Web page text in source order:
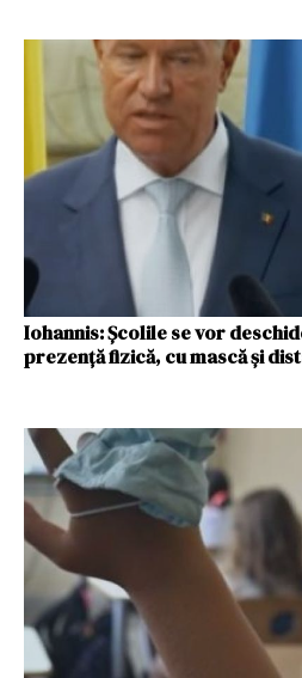
Iohannis: Școlile se vor
prezență fizică, cu mască și